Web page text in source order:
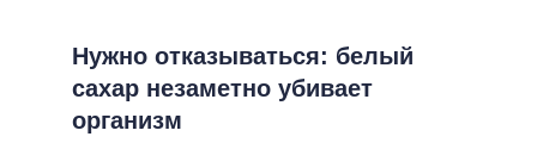
Нужно отказываться: белый
сахар незаметно убивает
организм